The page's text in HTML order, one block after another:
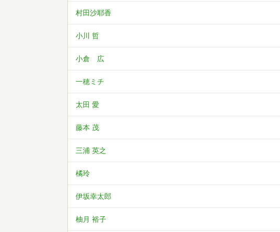
村田沙耶香
小川 哲
小倉 広
一穂ミチ
太田 愛
藤本 茂
三浦 英之
橘玲
伊坂幸太郎
柚月 裕子